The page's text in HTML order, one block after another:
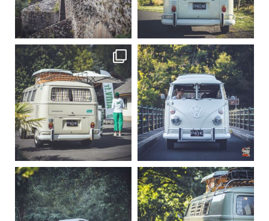
Sep 15
219
3
Sep 12
216
3
becombi
Sep 10
220
4
becombi
Août 10
177
0
becombi becombi